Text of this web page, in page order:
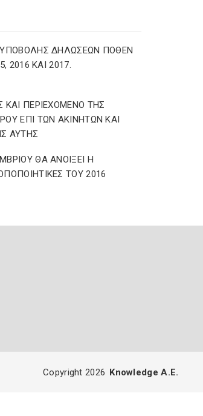
ΥΠΟΒΟΛΗΣ ΔΗΛΩΣΕΩΝ ΠΟΘΕΝ
2016 ΚΑΙ 2017.
ΚΑΙ ΠΕΡΙΕΧΟΜΕΝΟ ΤΗΣ
ΕΠΙ ΤΩΝ ΑΚΙΝΗΤΩΝ ΚΑΙ
ΑΥΤΗΣ
ΘΑ ΑΝΟΙΞΕΙ Η
ΤΟΥ 2016
Copyright 2026 Knowledge A.E.